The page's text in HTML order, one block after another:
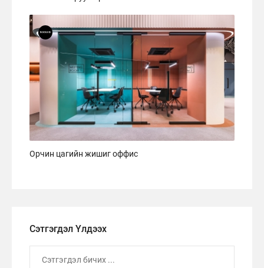
Орчин цагийн жишиг оффис
Сэтгэгдэл Үлдээх